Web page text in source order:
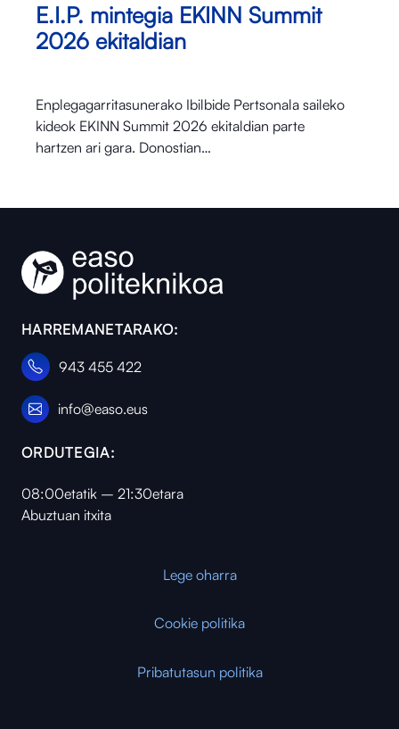
E.I.P. mintegia EKINN Summit
2026 ekitaldian
Enplegagarritasunerako Ibilbide Pertsonala saileko
kideok EKINN Summit 2026 ekitaldian parte
hartzen ari gara. Donostian…
HARREMANETARAKO:
943 455 422
info@easo.eus
ORDUTEGIA:
08:00etatik – 21:30etara
Abuztuan itxita
Lege oharra
Cookie politika
Pribatutasun politika